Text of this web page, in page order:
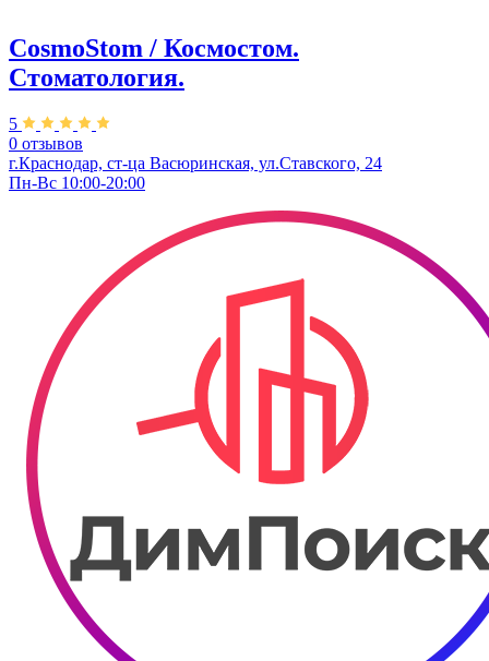
CosmoStom / Космостом.
Стоматология.
5
0 отзывов
г.Краснодар, ст-ца Васюринская, ул.Ставского, 24
Пн-Вс 10:00-20:00